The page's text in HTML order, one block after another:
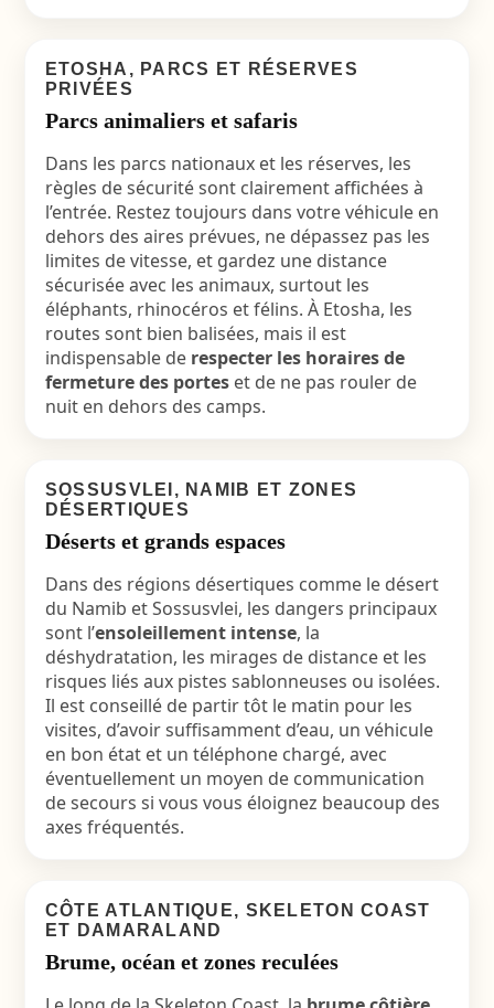
ETOSHA, PARCS ET RÉSERVES
PRIVÉES
Parcs animaliers et safaris
Dans les parcs nationaux et les réserves, les
règles de sécurité sont clairement affichées à
l’entrée. Restez toujours dans votre véhicule en
dehors des aires prévues, ne dépassez pas les
limites de vitesse, et gardez une distance
sécurisée avec les animaux, surtout les
éléphants, rhinocéros et félins. À Etosha, les
routes sont bien balisées, mais il est
indispensable de respecter les horaires de
fermeture des porteset de ne pas rouler de
nuit en dehors des camps.
SOSSUSVLEI, NAMIB ET ZONES
DÉSERTIQUES
Déserts et grands espaces
Dans des régions désertiques comme le désert
du Namib et Sossusvlei, les dangers principaux
sont l’ensoleillement intense, la
déshydratation, les mirages de distance et les
risques liés aux pistes sablonneuses ou isolées.
Il est conseillé de partir tôt le matin pour les
visites, d’avoir suffisamment d’eau, un véhicule
en bon état et un téléphone chargé, avec
éventuellement un moyen de communication
de secours si vous vous éloignez beaucoup des
axes fréquentés.
CÔTE ATLANTIQUE, SKELETON COAST
ET DAMARALAND
Brume, océan et zones reculées